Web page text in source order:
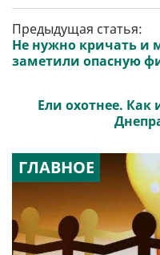
Предыдущая статья:
Не нужно кричать и
заметили опасную
Ели охотнее.
ГЛАВНОЕ